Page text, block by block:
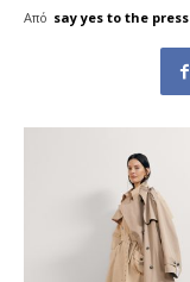
Από say yes to the press